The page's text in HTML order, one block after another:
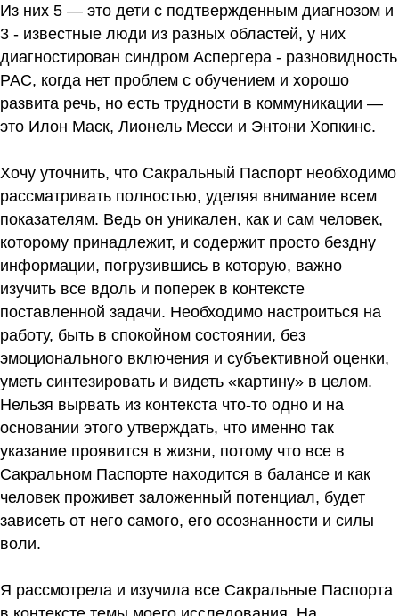
Из них 5 — это дети с подтвержденным диагнозом и
3 - известные люди из разных областей, у них
диагностирован синдром Аспергера - разновидность
РАС, когда нет проблем с обучением и хорошо
развита речь, но есть трудности в коммуникации —
это Илон Маск, Лионель Месси и Энтони Хопкинс.
Хочу уточнить, что Сакральный Паспорт необходимо
рассматривать полностью, уделяя внимание всем
показателям. Ведь он уникален, как и сам человек,
которому принадлежит, и содержит просто бездну
информации, погрузившись в которую, важно
изучить все вдоль и поперек в контексте
поставленной задачи. Необходимо настроиться на
работу, быть в спокойном состоянии, без
эмоционального включения и субъективной оценки,
уметь синтезировать и видеть «картину» в целом.
Нельзя вырвать из контекста что-то одно и на
основании этого утверждать, что именно так
указание проявится в жизни, потому что все в
Сакральном Паспорте находится в балансе и как
человек проживет заложенный потенциал, будет
зависеть от него самого, его осознанности и силы
воли.
Я рассмотрела и изучила все Сакральные Паспорта